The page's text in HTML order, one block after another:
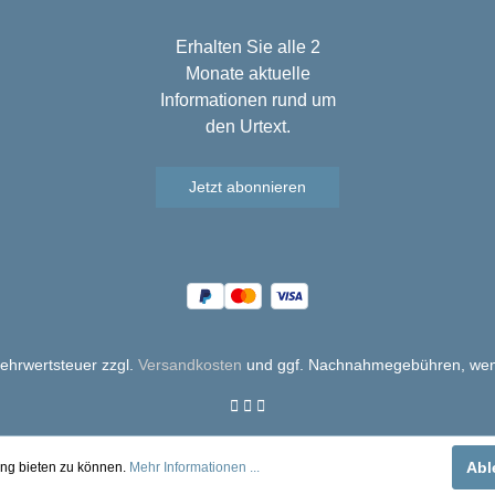
Erhalten Sie alle 2
Monate aktuelle
Informationen rund um
den Urtext.
Jetzt abonnieren
zzgl. Versandkosten und ggf. Nachnahmegebühren,
bieten zu können. Mehr Informationen ...